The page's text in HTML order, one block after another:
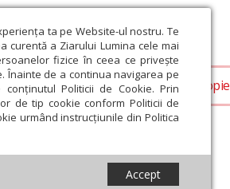
ta pe Website-ul nostru. Te
curentă a Ziarului Lumina cele mai
fizice în ceea ce privește
Înainte de a continua navigarea pe
Politicii de Cookie. Prin
de tip cookie conform Politicii de
urmând instrucțiunile din Politica
Accept
Societate Opinii Filantropie